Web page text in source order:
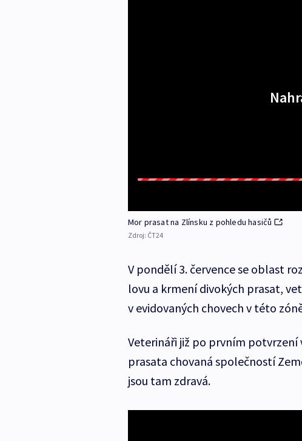
Mor prasat na Zlínsku z pohledu hasičů
Zdroj: ČT24
V pondělí 3. července se oblast
lovu a krmení divokých prasat,
v evidovaných chovech v této
Veterináři již po prvním
prasata chovaná společností
jsou tam zdravá.